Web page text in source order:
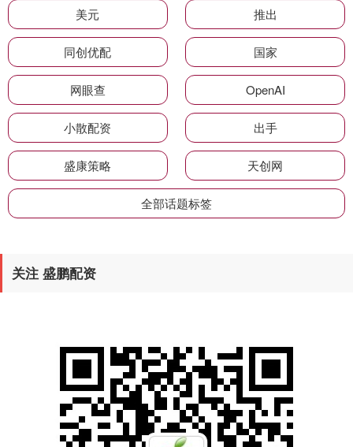
美元 推出
同创优配 国家
网眼查 OpenAI
小散配资 出手
盛康策略 天创网
全部话题标签
关注 盛鹏配资